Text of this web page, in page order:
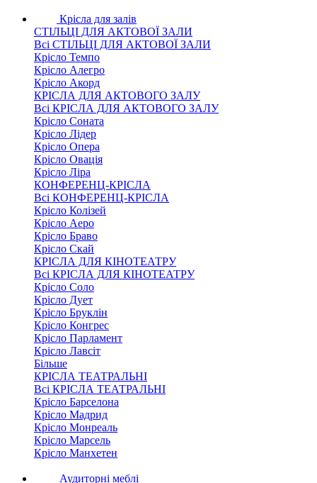
Крісла для залів
СТІЛЬЦІ ДЛЯ АКТОВОЇ ЗАЛИ
Всі СТІЛЬЦІ ДЛЯ АКТОВОЇ ЗАЛИ
Крісло Темпо
Крісло Алегро
Крісло Акорд
КРІСЛА ДЛЯ АКТОВОГО ЗАЛУ
Всі КРІСЛА ДЛЯ АКТОВОГО ЗАЛУ
Крісло Соната
Крісло Лідер
Крісло Опера
Крісло Овація
Крісло Ліра
КОНФЕРЕНЦ-КРІСЛА
Всі КОНФЕРЕНЦ-КРІСЛА
Крісло Колізей
Крісло Аеро
Крісло Браво
Крісло Скай
КРІСЛА ДЛЯ КІНОТЕАТРУ
Всі КРІСЛА ДЛЯ КІНОТЕАТРУ
Крісло Соло
Крісло Дует
Крісло Бруклін
Крісло Конгрес
Крісло Парламент
Крісло Лавсіт
Більше
КРІСЛА ТЕАТРАЛЬНІ
Всі КРІСЛА ТЕАТРАЛЬНІ
Крісло Барселона
Крісло Мадрид
Крісло Монреаль
Крісло Марсель
Крісло Манхетен
Аудиторні меблі